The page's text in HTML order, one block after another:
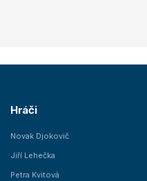
Hráči
Novak Djokovič
Jiří Lehečka
Petra Kvitová